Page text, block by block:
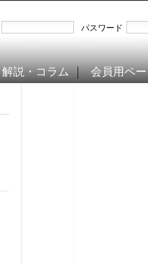
パスワード
解説・コラム 会員用ペ